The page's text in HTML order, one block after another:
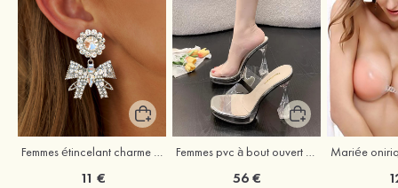
Femmes étincelant charme alliage strass boucles d'oreilles
11 €
Femmes pvc à bout ouvert sandales talon bottie chaussures de mode
56 €